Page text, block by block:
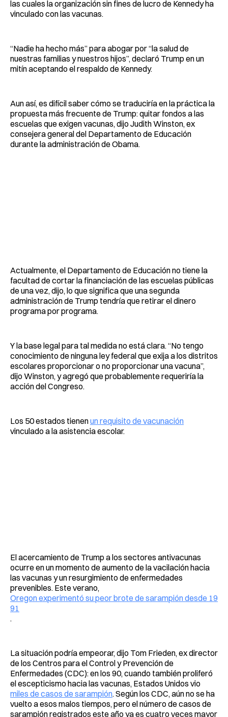
las cuales la organización sin fines de lucro de Kennedy ha
vinculado con las vacunas.
“Nadie ha hecho más” para abogar por “la salud de
nuestras familias y nuestros hijos”, declaró Trump en un
mitín aceptando el respaldo de Kennedy.
Aun así, es difícil saber cómo se traduciría en la práctica la
propuesta más frecuente de Trump: quitar fondos a las
escuelas que exigen vacunas, dijo Judith Winston, ex
consejera general del Departamento de Educación
durante la administración de Obama.
Actualmente, el Departamento de Educación no tiene la
facultad de cortar la financiación de las escuelas públicas
de una vez, dijo, lo que significa que una segunda
administración de Trump tendría que retirar el dinero
programa por programa.
Y la base legal para tal medida no está clara. “No tengo
conocimiento de ninguna ley federal que exija a los distritos
escolares proporcionar o no proporcionar una vacuna”,
dijo Winston, y agregó que probablemente requeriría la
acción del Congreso.
Los 50 estados tienenun requisito de vacunación
vinculado a la asistencia escolar.
El acercamiento de Trump a los sectores antivacunas
ocurre en un momento de aumento de la vacilación hacia
las vacunas y un resurgimiento de enfermedades
prevenibles. Este verano,
Oregon experimentó su peor brote de sarampión desde 19
91
.
La situación podría empeorar, dijo Tom Frieden, ex director
de los Centros para el Control y Prevención de
Enfermedades (CDC): en los 90, cuando también proliferó
el escepticismo hacia las vacunas, Estados Unidos vio
miles de casos de sarampión. Según los CDC, aún no se ha
vuelto a esos malos tiempos, pero el número de casos de
sarampión registrados este año ya es cuatro veces mayor